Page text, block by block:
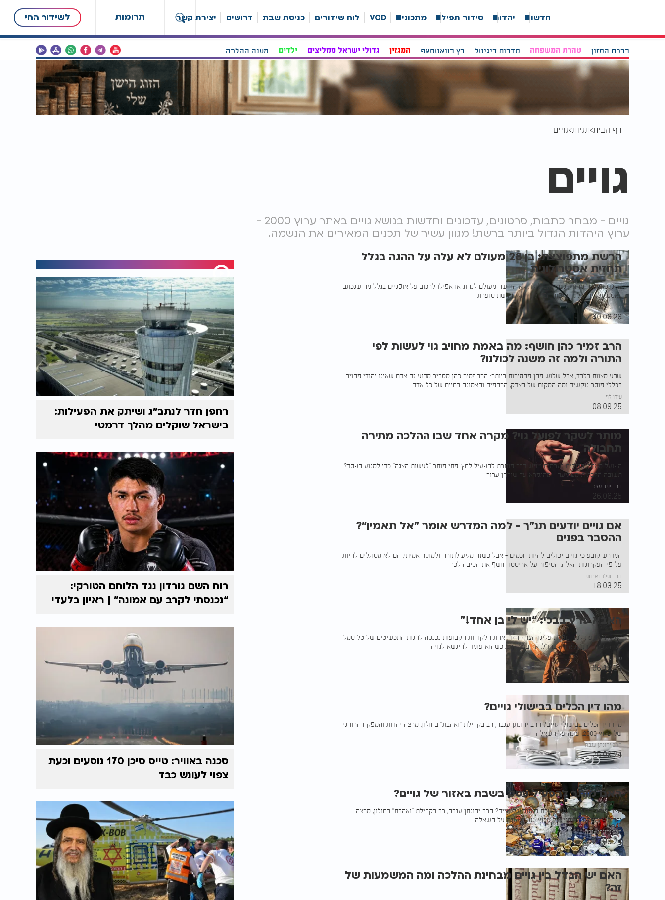
תרומות לשידור החי חדשות יהדות סידור תפילה מתכונים VOD לוח שידורים כניסת שבת דרושים יצירת קשר
ברכת המזון טהרת המשפחה סדרות דיגיטל רץ בוואטסאפ המגזין גדולי ישראל ממליצים ילדים מענה ההלכה
דף הבית תגיות גויים
גויים
גויים - מבחר כתבות, סרטונים, עדכונים וחדשות בנושא גויים באתר ערוץ 2000 -
ערוץ היהדות הגדול ביותר ברשת! מגוון עשיר של תכנים המאירים את הנשמה.
הרשת מתפוצצת: בן 28 מעולם לא עלה על ההגה בגלל
תחזית אסטרולוגית
מהנדס תוכנה מהודו, נשוי ואב לילד, לא הורשה מעולם לנהוג או אפילו לרכוב על אופניים בגלל מה שנכתב
באסטרולוגיה שלו. הסיפור הפך לוויראלי הרשת סוערת
עידו לוי
30.06.26
הרב זמיר כהן חושף: מה באמת מחויב גוי לעשות לפי
התורה ולמה זה משנה לכולנו?
שבע מצוות בלבד, אבל שלוש מהן מחמירות ביותר: הרב זמיר כהן מסביר מדוע גם אדם שאינו יהודי מחויב
בכללי מוסר נוקשים ומה המקום של הצדק, הרחמים והאמונה בחיים של כל אדם
עידו לוי
08.09.25
מותר לשקר לפועל גוי? מקרה אחד שבו ההלכה מתירה
תחבולה
הפועל מאחר, הנזקים נערמים - ויש דרך מותרת להפעיל לחץ. מתי מותר "לעשות הצגה" כדי למנוע הפסד?
תשובה הלכתית מפתיעה - מהגמרא עד שולחן ערוך
הרב יניב עזיז
26.06.25
אם גויים יודעים תנ"ך - למה המדרש אומר "אל תאמין"?
ההסבר בפנים
המדרש קובע כי גויים יכולים להיות חכמים - אבל כשזה מגיע לתורה ולמוסר אמיתי, הם לא מסוגלים לחיות
על פי העקרונות האלה. הסיפור על אריסטו חושף את הסיבה לכך
הרב שלום ארוש
18.03.25
האבא פרץ בבכי: "יש לי בן אחד!"
"אני לא יודעת למה נופלת עלינו הצרה הזו": אחת הלקוחות הקבועות נכנסה לחנות התכשיטים של טל סמל
פניה לכיוון חתונת אחיה בחו"ל, אך בעצב רב. כשהוא עומד להינשא לגויה
עידו לוי
06.10.24
מהו דין הכלים בבישולי גויים?
מהו דין הכלים בבישולי גויים? הרב יהונתן ענבה, רב בקהילת "ואהבת" בחולון, מרצה יהדות והמפקח הרוחני
של ערוץ 2000, עונה על השאלה
הרב יהונתן ענבה
25.09.24
האם מותר להפעיל עסק בשבת באזור של גויים?
האם מותר להפעיל עסק בשבת באזור של גויים? הרב יהונתן ענבה, רב בקהילת "ואהבת" בחולון, מרצה
יהדות והמפקח הרוחני של ערוץ 2000, עונה על השאלה
הרב יהונתן ענבה
25.09.24
האם יש הבדל בין גויים מבחינת ההלכה ומה המשמעות של
זה?
רחפן חדר לנתב"ג ושיתק את הפעילות:
בישראל שוקלים מהלך דרמטי
רוח השם גורדון נגד הלוחם הטורקי:
“נכנסתי לקרב עם אמונה” | ראיון בלעדי
סכנה באוויר: טייס סיכן 170 נוסעים וכעת
צפוי לעונש כבד